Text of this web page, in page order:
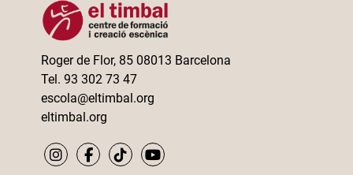
Roger de Flor, 85 08013 Barcelona
Tel. 93 302 73 47
escola@eltimbal.org
eltimbal.org